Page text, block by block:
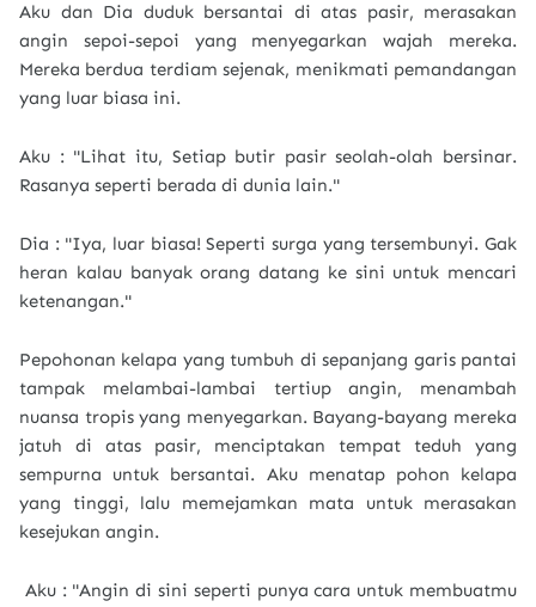
Aku dan Dia duduk bersantai di atas pasir, merasakan
angin sepoi-sepoi yang menyegarkan wajah mereka.
Mereka berdua terdiam sejenak, menikmati pemandangan
yang luar biasa ini.
Aku : "Lihat itu, Setiap butir pasir seolah-olah bersinar.
Rasanya seperti berada di dunia lain."
Dia : "Iya, luar biasa! Seperti surga yang tersembunyi. Gak
heran kalau banyak orang datang ke sini untuk mencari
ketenangan."
Pepohonan kelapa yang tumbuh di sepanjang garis pantai
tampak melambai-lambai tertiup angin, menambah
nuansa tropis yang menyegarkan. Bayang-bayang mereka
jatuh di atas pasir, menciptakan tempat teduh yang
sempurna untuk bersantai. Aku menatap pohon kelapa
yang tinggi, lalu memejamkan mata untuk merasakan
kesejukan angin.
Aku : "Angin di sini seperti punya cara untuk membuatmu